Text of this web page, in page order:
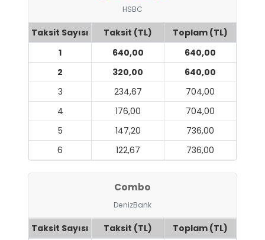
HSBC
Taksit Sayısı Taksit (TL)
Toplam (TL)
1
640,00
640,00
2
320,00
640,00
3
234,67
704,00
4
176,00
704,00
5
147,20
736,00
6
122,67 736,00
Combo
DenizBank
Taksit Sayısı Taksit (TL)
Toplam (TL)